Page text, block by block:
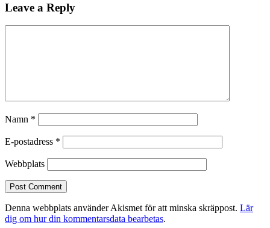
Leave a Reply
Namn *
E-postadress *
Webbplats
Denna webbplats använder Akismet för att minska skräppost. Lär
dig om hur din kommentarsdata bearbetas.